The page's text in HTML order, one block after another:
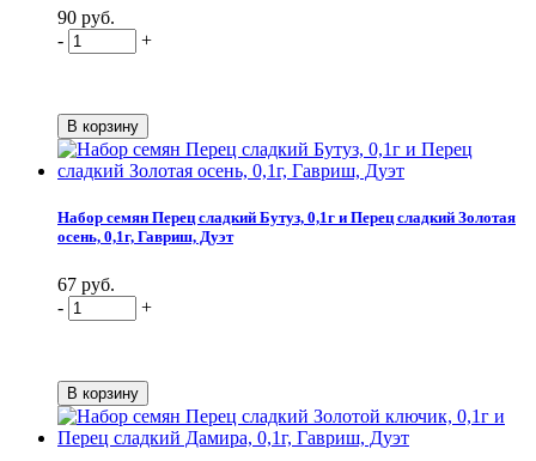
90 руб.
-
+
Набор семян Перец сладкий Бутуз, 0,1г и Перец сладкий Золотая
осень, 0,1г, Гавриш, Дуэт
67 руб.
-
+